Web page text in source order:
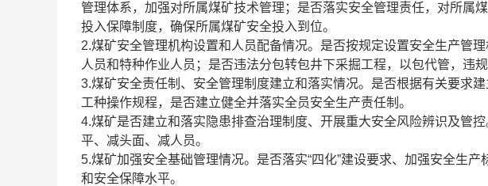
管理体系，加强对所属煤矿技术管理；是否落实安全管理责任，对所属
投入保障制度，确保所属煤矿安全投入到位。
2.煤矿安全管理机构设置和人员配备情况。是否按规定设置安全生产管
人员和特种作业人员；是否违法分包转包井下采掘工程，以包代管，违
3.煤矿安全责任制、安全管理制度建立和落实情况。是否根据有关要求
工种操作规程，是否建立健全并落实全员安全生产责任制。
4.煤矿是否建立和落实隐患排查治理制度、开展重大安全风险辨识及管
平、减头面、减人员。
5.煤矿加强安全基础管理情况。是否落实“四化”建设要求、加强安全生
和安全保障水平。